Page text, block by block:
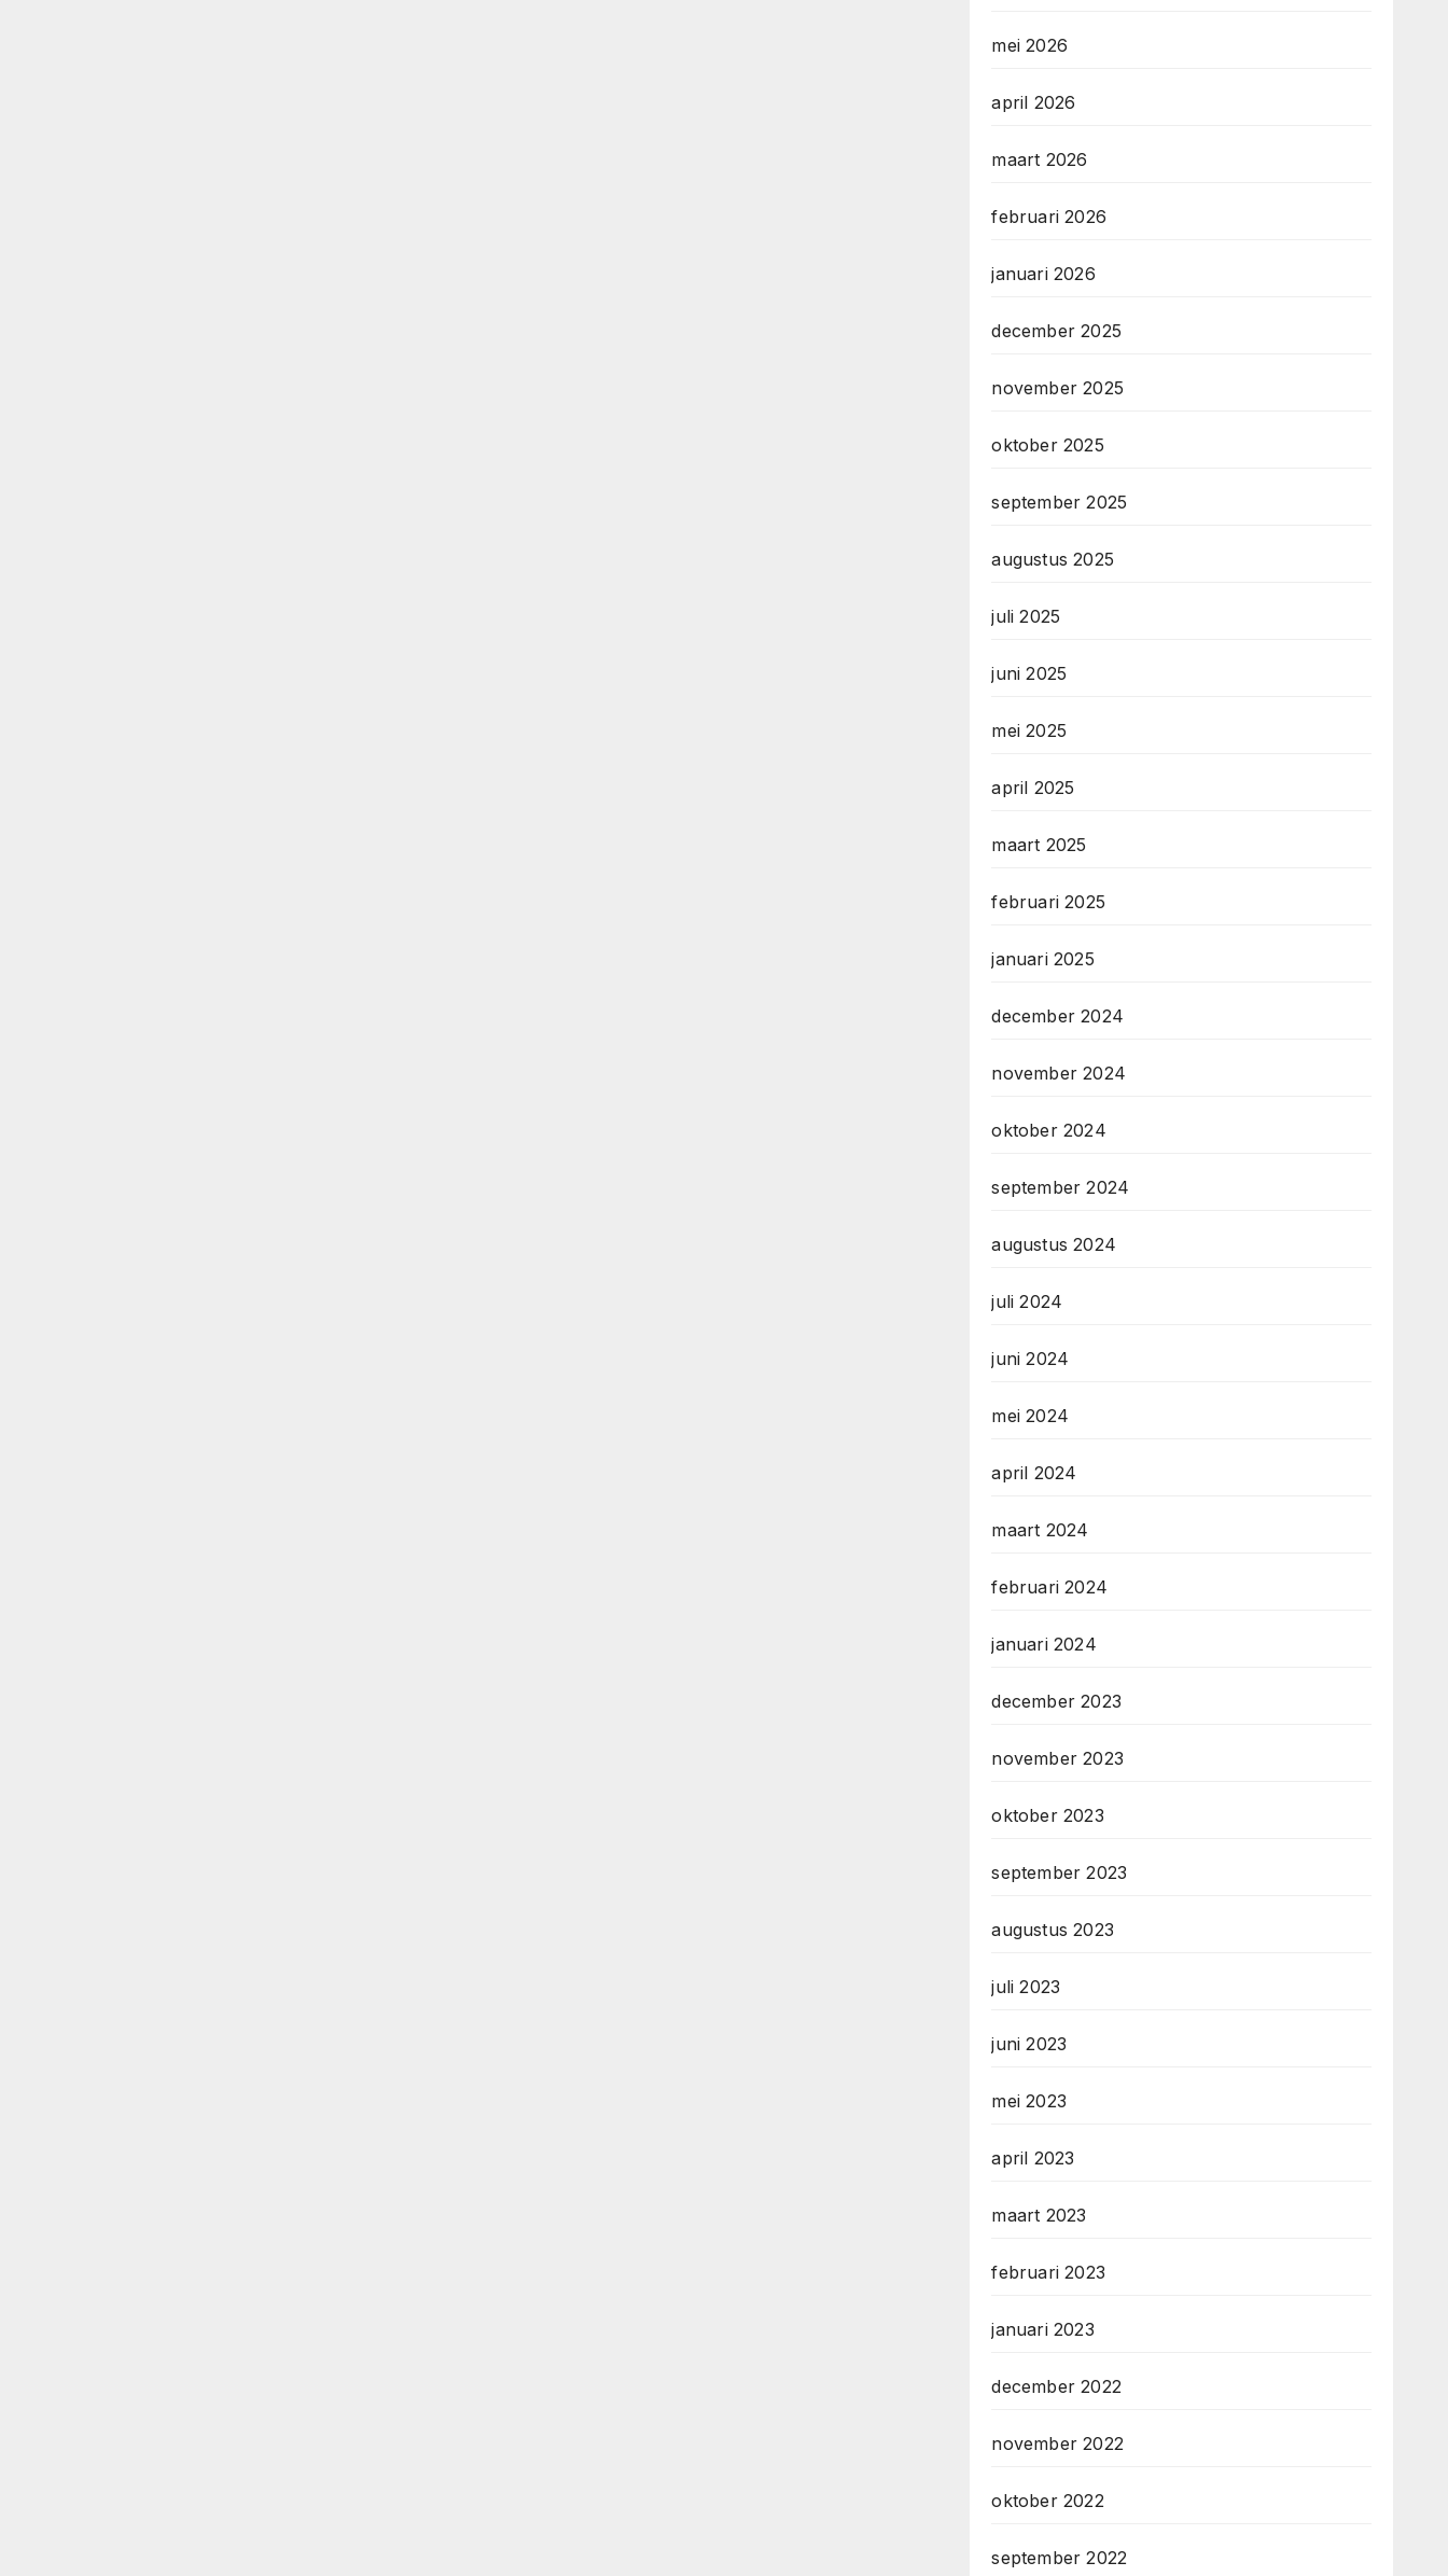
mei 2026
april 2026
maart 2026
februari 2026
januari 2026
december 2025
november 2025
oktober 2025
september 2025
augustus 2025
juli 2025
juni 2025
mei 2025
april 2025
maart 2025
februari 2025
januari 2025
december 2024
november 2024
oktober 2024
september 2024
augustus 2024
juli 2024
juni 2024
mei 2024
april 2024
maart 2024
februari 2024
januari 2024
december 2023
november 2023
oktober 2023
september 2023
augustus 2023
juli 2023
juni 2023
mei 2023
april 2023
maart 2023
februari 2023
januari 2023
december 2022
november 2022
oktober 2022
september 2022